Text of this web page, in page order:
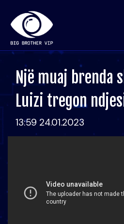
Një muaj brenda
Luizi tregon
13:59 24.01.2023